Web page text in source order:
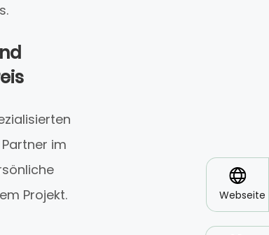
Webseite
im
Projekt.